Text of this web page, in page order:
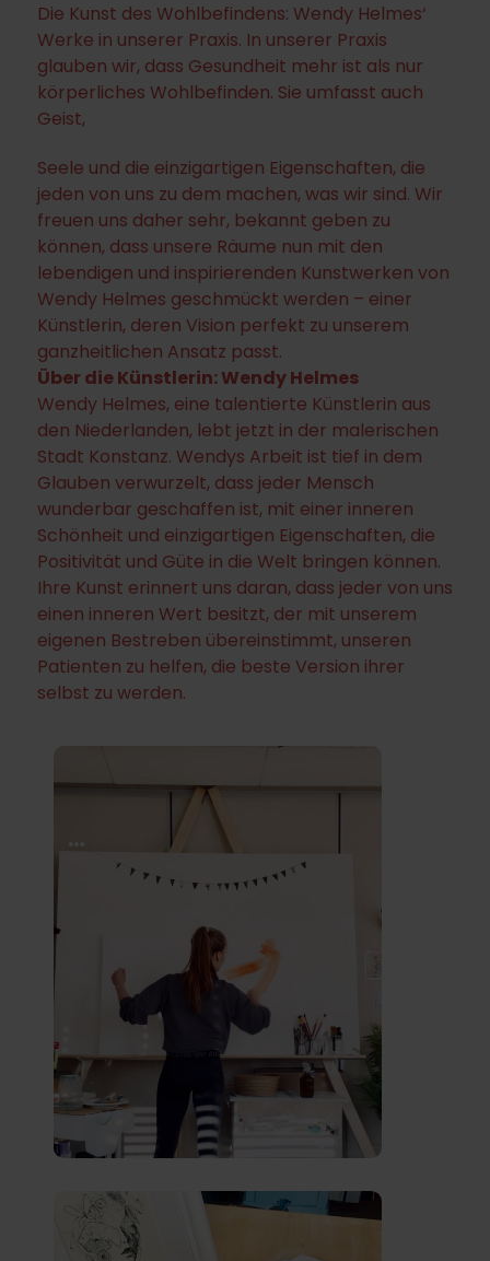
Die Kunst des Wohlbefindens: Wendy Helmes‘
Werke in unserer Praxis. In unserer Praxis
glauben wir, dass Gesundheit mehr ist als nur
körperliches Wohlbefinden. Sie umfasst auch
Geist,
Seele und die einzigartigen Eigenschaften, die
jeden von uns zu dem machen, was wir sind. Wir
freuen uns daher sehr, bekannt geben zu
können, dass unsere Räume nun mit den
lebendigen und inspirierenden Kunstwerken von
Wendy Helmes geschmückt werden – einer
Künstlerin, deren Vision perfekt zu unserem
ganzheitlichen Ansatz passt.
Über die Künstlerin: Wendy Helmes
Wendy Helmes, eine talentierte Künstlerin aus
den Niederlanden, lebt jetzt in der malerischen
Stadt Konstanz. Wendys Arbeit ist tief in dem
Glauben verwurzelt, dass jeder Mensch
wunderbar geschaffen ist, mit einer inneren
Schönheit und einzigartigen Eigenschaften, die
Positivität und Güte in die Welt bringen können.
Ihre Kunst erinnert uns daran, dass jeder von uns
einen inneren Wert besitzt, der mit unserem
eigenen Bestreben übereinstimmt, unseren
Patienten zu helfen, die beste Version ihrer
selbst zu werden.